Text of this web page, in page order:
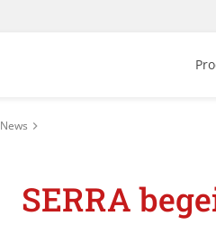
News
SERRA